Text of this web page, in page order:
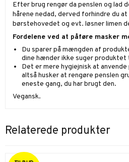
Efter brug rengør da penslen og lad
hårene nedad, derved forhindre du
børstehovedet og evt. løsner limen
Fordelene ved at påføre masker
Du sparer på mængden af
dine hænder ikke suger produktet
Det er mere hygiejnisk at
altså husker at rengøre penslen
eneste gang, du har brugt den.
Vegansk.
Relaterede produkter